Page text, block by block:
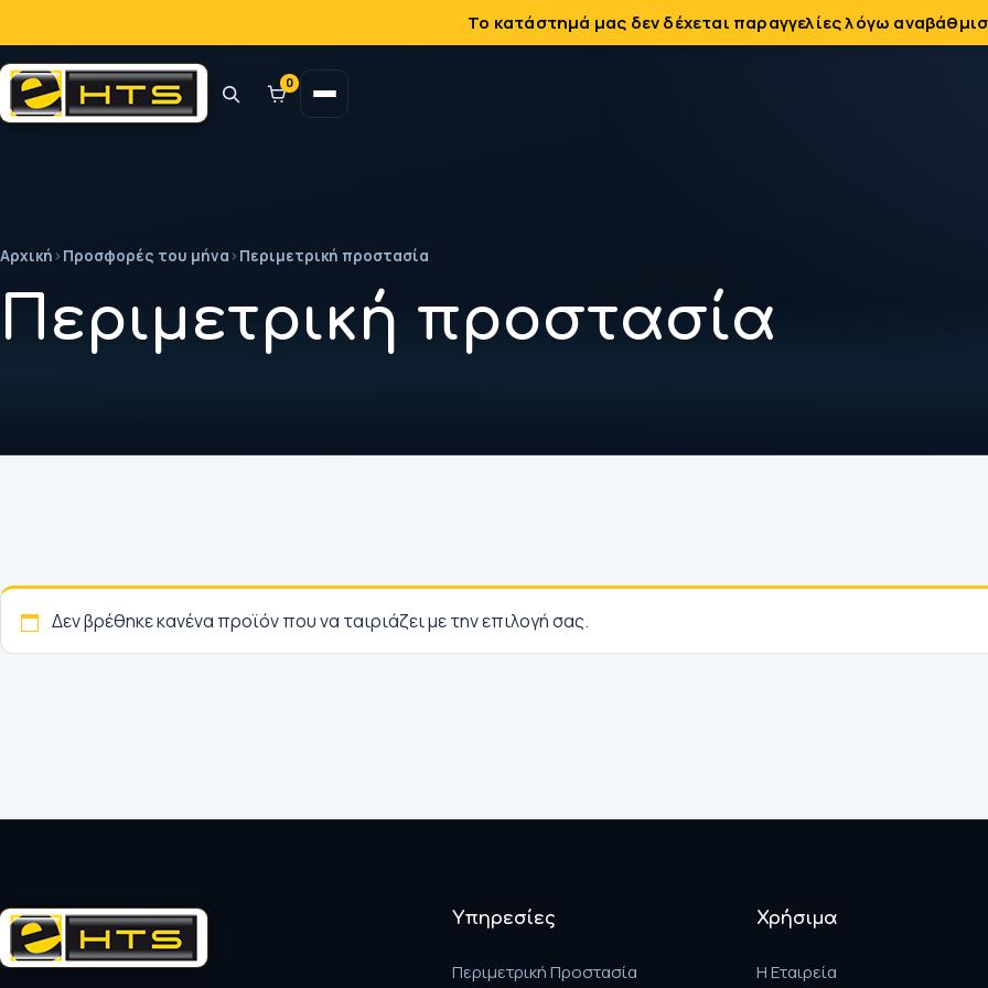
Το κατάστημά μας δεν δέχεται παραγγελίες λόγω
0
Αρχική ›Προσφορές του μήνα ›Περιμετρική προστασία
Περιμετρική προστασία
Δεν βρέθηκε κανένα προϊόν που να ταιριάζει με την επιλογή σας.
Υπηρεσίες
Περιμετρική Προστασία
Χρήσιμα
Η Εταιρεία